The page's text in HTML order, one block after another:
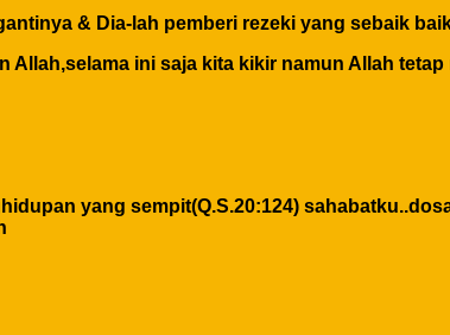
& Dia-lah pemberi rezeki yang sebaik
ini saja kita kikir namun Allah
yang sempit(Q.S.20:124)